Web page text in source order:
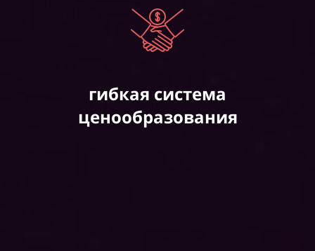
гибкая система
ценообразования